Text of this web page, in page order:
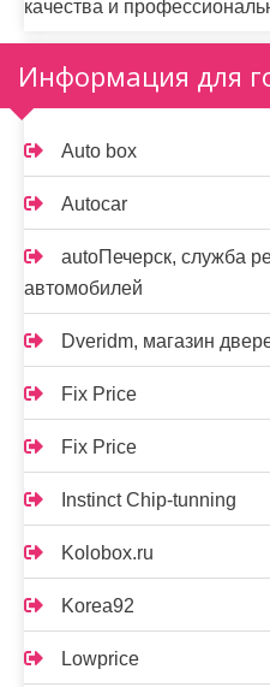
качества и
Информация для
Auto box
Autocar
autoПечерск, служба
автомобилей
Dveridm, магазин
Fix Price
Fix Price
Instinct Chip-tunning
Kolobox.ru
Korea92
Lowprice